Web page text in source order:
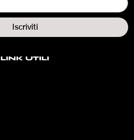
LINK UTILI
Iscriviti